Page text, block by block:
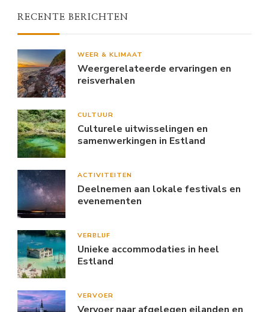
RECENTE BERICHTEN
WEER & KLIMAAT
Weergerelateerde ervaringen en
reisverhalen
CULTUUR
Culturele uitwisselingen en
samenwerkingen in Estland
ACTIVITEITEN
Deelnemen aan lokale festivals en
evenementen
VERBLIJF
Unieke accommodaties in heel
Estland
VERVOER
Vervoer naar afgelegen eilanden en